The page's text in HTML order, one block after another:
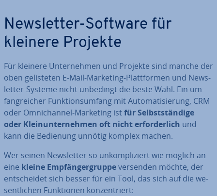
News­let­ter-Software für
kleinere Projekte
Für kleinere Un­ter­neh­men und Projekte sind manche der
oben ge­lis­te­ten E-Mail-Marketing-Platt­for­men und News­
let­ter-Systeme nicht unbedingt die beste Wahl. Ein um­
fang­rei­cher Funk­ti­ons­um­fang mit Au­to­ma­ti­sie­rung, CRM
oder Om­nich­an­nel-Marketing istfür Selbst­stän­di­ge
oder Klein­un­ter­neh­men oft nicht er­for­der­lich und
kann die Bedienung unnötig komplex machen.
Wer seinen News­let­ter so un­kom­pli­ziert wie möglich an
eine kleine Emp­fän­ger­grup­peversenden möchte, der
ent­schei­det sich besser für ein Tool, das sich auf die we­
sent­li­chen Funk­tio­nen kon­zen­triert: